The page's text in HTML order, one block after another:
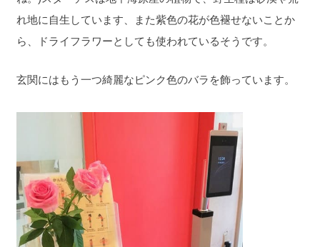
れ地に自生しています、また紫色の花が色褪せないことか
ら、ドライフラワーとしても使われているそうです。
玄関にはもう一つ綺麗なピンク色のバラを飾っています。